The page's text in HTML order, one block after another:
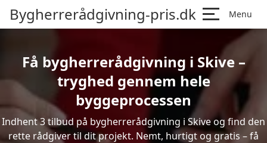
Bygherrerådgivning-pris.dk Menu
Få bygherrerådgivning i Skive –
tryghed gennem hele
byggeprocessen
Indhent 3 tilbud på bygherrerådgivning i Skive og find den
rette rådgiver til dit projekt. Nemt, hurtigt og gratis – få